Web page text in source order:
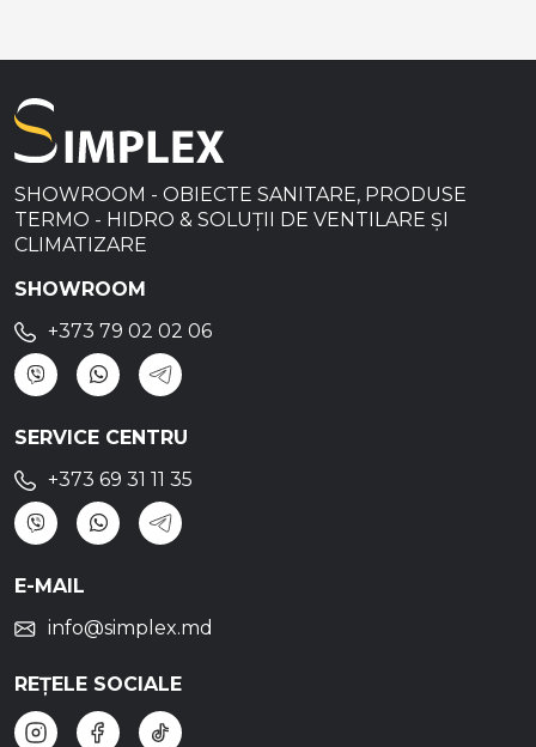
SHOWROOM - OBIECTE SANITARE, PRODUSE
TERMO - HIDRO & SOLUȚII DE VENTILARE ȘI
CLIMATIZARE
SHOWROOM
+373 79 02 02 06
SERVICE CENTRU
+373 69 31 11 35
E-MAIL
info@simplex.md
REȚELE SOCIALE